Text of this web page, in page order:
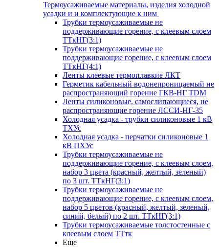
Термоусаживаемые материалы, изделия холодной
усадки и и комплектующие к ним
Трубки термоусаживаемые не
поддерживающие горение, с клеевым слоем
ТТкНГ(3:1)
Трубки термоусаживаемые не
поддерживающие горение, с клеевым слоем
ТТкНГ(4:1)
Ленты клеевые термоплавкие ЛКТ
Герметик кабельный водонепроницаемый не
распространяющий горение ГКВ-НГ TDM
Ленты силиконовые, самослипающиеся, не
распространяющие горение ЛССИ-НГ-35
Холодная усадка - трубки силиконовые 1 кВ
ТХУс
Холодная усадка - перчатки силиконовые 1
кВ ПХУс
Трубки термоусаживаемые не
поддерживающие горение, с клеевым слоем,
набор 3 цвета (красный, желтый, зеленый)
по 3 шт. ТТкНГ(3:1)
Трубки термоусаживаемые не
поддерживающие горение, с клеевым слоем,
набор 5 цветов (красный, желтый, зеленый,
синий, белый) по 2 шт. ТТкНГ(3:1)
Трубки термоусаживаемые толстостенные с
клеевым слоем ТТтк
Еще